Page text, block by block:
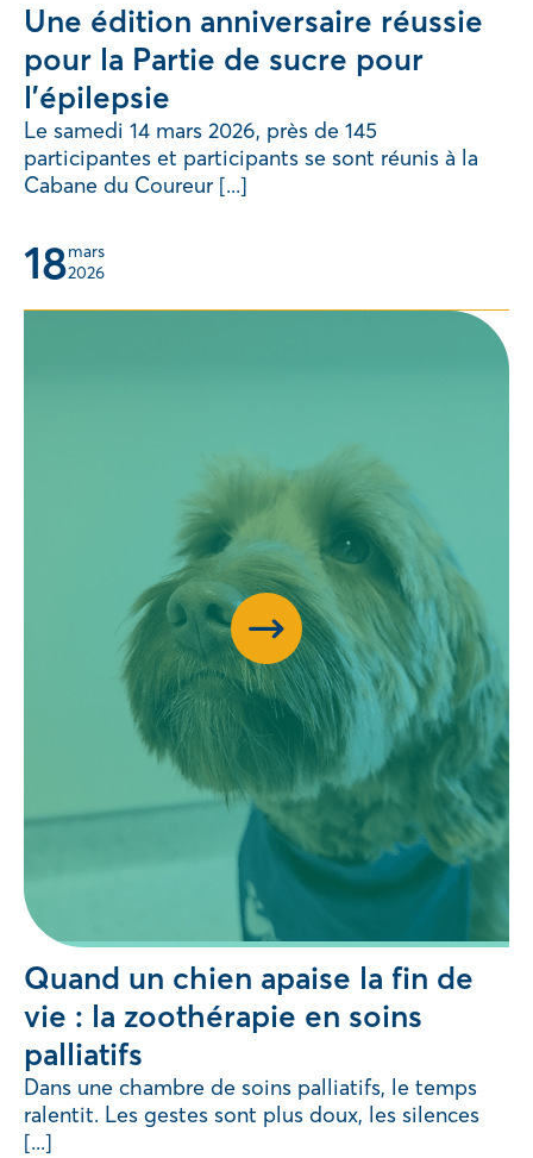
Une édition anniversaire réussie
pour la Partie de sucre pour
l’épilepsie
Le samedi 14 mars 2026, près de 145
participantes et participants se sont réunis à la
Cabane du Coureur [...]
18mars
2026
Quand un chien apaise la fin de
vie : la zoothérapie en soins
palliatifs
Dans une chambre de soins palliatifs, le temps
ralentit. Les gestes sont plus doux, les silences
[...]